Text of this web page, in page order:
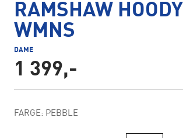
RAMSHAW HOODY
WMNS
DAME
1 399,-
FARGE: PEBBLE